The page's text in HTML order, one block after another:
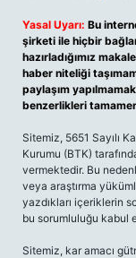
Yasal Uyarı: Bu
şirketi ile hiçbir
hazırladığımız
haber niteliği
paylaşım
benzerlikleri
Sitemiz, 5651 Sayılı
Kurumu (BTK)
vermektedir. Bu
veya araştırma
yazdıkları içeriklerin
bu sorumluluğu kabul
Sitemiz, kar amacı